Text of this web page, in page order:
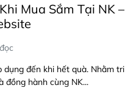
Mua Sắm Tại NK –
đến khi hết quà. Nhằm tri
đồng hành cùng NK...